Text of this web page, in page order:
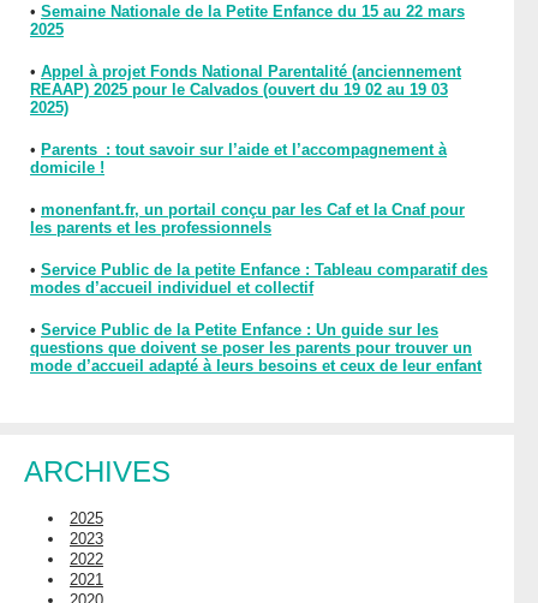
• Semaine Nationale de la Petite Enfance du 15 au 22 mars
2025
• Appel à projet Fonds National Parentalité (anciennement
REAAP) 2025 pour le Calvados (ouvert du 19 02 au 19 03
2025)
• Parents : tout savoir sur l’aide et l’accompagnement à
domicile !
• monenfant.fr, un portail conçu par les Caf et la Cnaf pour
les parents et les professionnels
• Service Public de la petite Enfance : Tableau comparatif des
modes d’accueil individuel et collectif
• Service Public de la Petite Enfance : Un guide sur les
questions que doivent se poser les parents pour trouver un
mode d’accueil adapté à leurs besoins et ceux de leur enfant
ARCHIVES
2025
2023
2022
2021